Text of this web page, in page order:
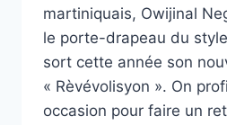
martiniquais, Owijinal
le porte-drapeau du
sort cette année son
« Rèvévolisyon ». On
occasion pour faire un